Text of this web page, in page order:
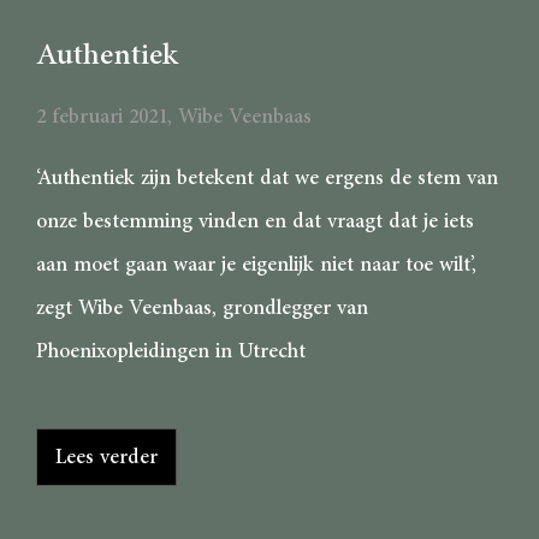
Authentiek
2 februari 2021, Wibe Veenbaas
‘Authentiek zijn betekent dat we ergens de stem van
onze bestemming vinden en dat vraagt dat je iets
aan moet gaan waar je eigenlijk niet naar toe wilt’,
zegt Wibe Veenbaas, grondlegger van
Phoenixopleidingen in Utrecht
Lees verder